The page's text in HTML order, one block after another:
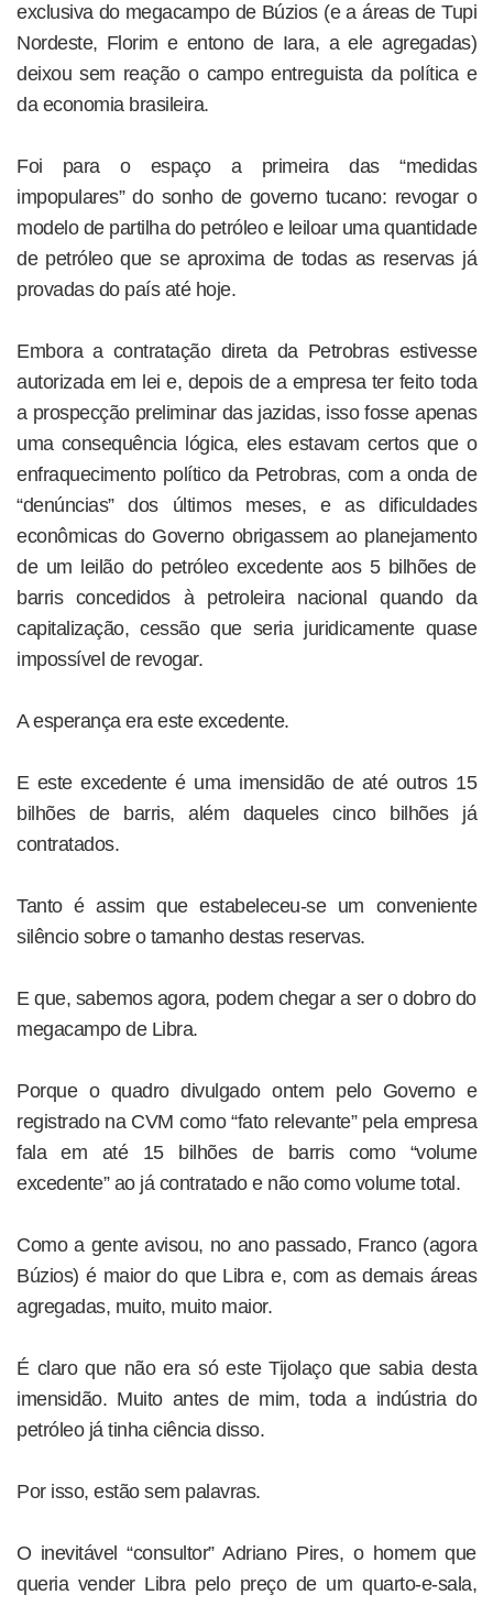
exclusiva do megacampo de Búzios (e a áreas de Tupi
Nordeste, Florim e entono de Iara, a ele agregadas)
deixou sem reação o campo entreguista da política e
da economia brasileira.
Foi para o espaço a primeira das “medidas
impopulares” do sonho de governo tucano: revogar o
modelo de partilha do petróleo e leiloar uma quantidade
de petróleo que se aproxima de todas as reservas já
provadas do país até hoje.
Embora a contratação direta da Petrobras estivesse
autorizada em lei e, depois de a empresa ter feito toda
a prospecção preliminar das jazidas, isso fosse apenas
uma consequência lógica, eles estavam certos que o
enfraquecimento político da Petrobras, com a onda de
“denúncias” dos últimos meses, e as dificuldades
econômicas do Governo obrigassem ao planejamento
de um leilão do petróleo excedente aos 5 bilhões de
barris concedidos à petroleira nacional quando da
capitalização, cessão que seria juridicamente quase
impossível de revogar.
A esperança era este excedente.
E este excedente é uma imensidão de até outros 15
bilhões de barris, além daqueles cinco bilhões já
contratados.
Tanto é assim que estabeleceu-se um conveniente
silêncio sobre o tamanho destas reservas.
E que, sabemos agora, podem chegar a ser o dobro do
megacampo de Libra.
Porque o quadro divulgado ontem pelo Governo e
registrado na CVM como “fato relevante” pela empresa
fala em até 15 bilhões de barris como “volume
excedente” ao já contratado e não como volume total.
Como a gente avisou, no ano passado, Franco (agora
Búzios) é maior do que Libra e, com as demais áreas
agregadas, muito, muito maior.
É claro que não era só este Tijolaço que sabia desta
imensidão. Muito antes de mim, toda a indústria do
petróleo já tinha ciência disso.
Por isso, estão sem palavras.
O inevitável “consultor” Adriano Pires, o homem que
queria vender Libra pelo preço de um quarto-e-sala,